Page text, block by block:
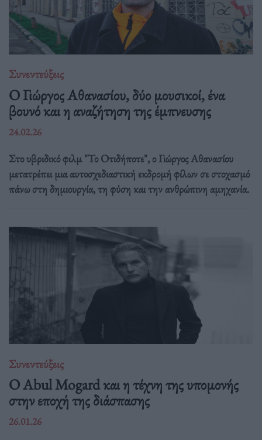
Συνεντεύξεις
Ο Γιώργος Αθανασίου, δύο μουσικοί, ένα
βουνό και η αναζήτηση της έμπνευσης
24.02.26
Στο υβριδικό φιλμ "Το Οτιδήποτε", ο Γιώργος Αθανασίου
μετατρέπει μια αυτοσχεδιαστική εκδρομή φίλων σε στοχασμό
πάνω στη δημιουργία, τη φύση και την ανθρώπινη αμηχανία.
Συνεντεύξεις
Ο Abul Mogard και η τέχνη της υπομονής
στην εποχή της διάσπασης
26.01.26